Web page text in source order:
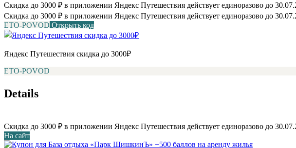
Скидка до 3000 ₽ в приложении Яндекс Путешествия действует единоразово до
Скидка до 3000 ₽ в приложении Яндекс Путешествия действует единоразово до
ETO-POVOD Открыть код
Яндекс Путешествия скидка до 3000₽
ETO-POVOD
Details
Скидка до 3000 ₽ в приложении Яндекс Путешествия действует единоразово до
На сайт